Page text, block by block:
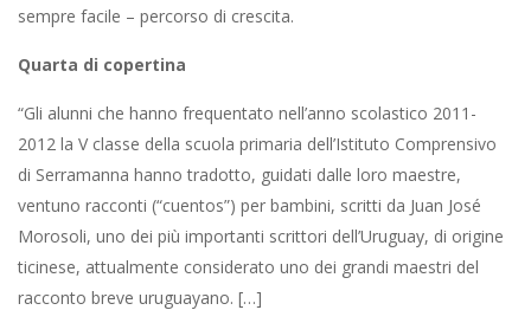
sempre facile – percorso di crescita.
Quarta di copertina
“Gli alunni che hanno frequentato nell’anno scolastico 2011-
2012 la V classe della scuola primaria dell’Istituto Comprensivo
di Serramanna hanno tradotto, guidati dalle loro maestre,
ventuno racconti (“cuentos”) per bambini, scritti da Juan José
Morosoli, uno dei più importanti scrittori dell’Uruguay, di origine
ticinese, attualmente considerato uno dei grandi maestri del
racconto breve uruguayano. […]